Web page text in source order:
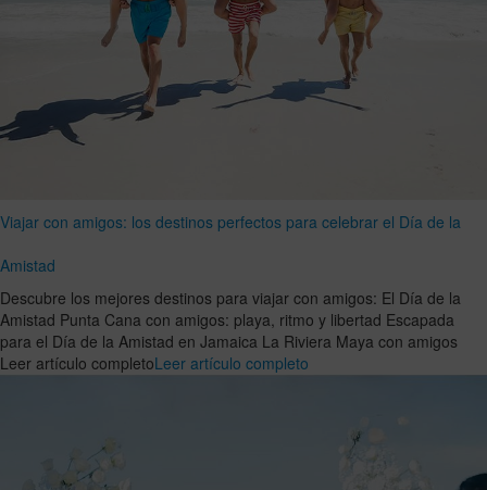
Viajar con amigos: los destinos perfectos para celebrar el Día de la
Amistad
Descubre los mejores destinos para viajar con amigos: El Día de la
Amistad Punta Cana con amigos: playa, ritmo y libertad Escapada
para el Día de la Amistad en Jamaica La Riviera Maya con amigos
Leer artículo completoLeer artículo completo